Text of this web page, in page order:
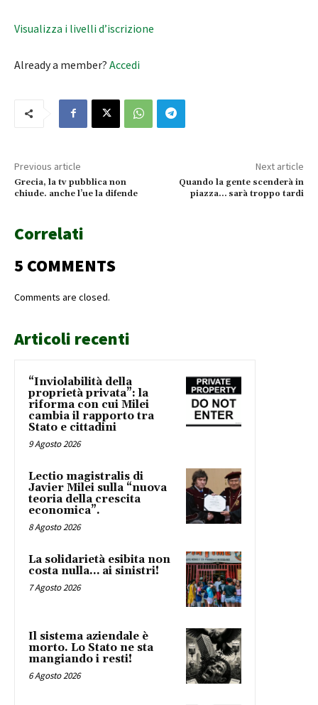
Visualizza i livelli d’iscrizione
Already a member? Accedi
Previous article
Grecia, la tv pubblica non
chiude. anche l’ue la difende
Next article
Quando la gente scenderà in
piazza… sarà troppo tardi
Correlati
5 COMMENTS
Comments are closed.
Articoli recenti
“Inviolabilità della
proprietà privata”: la
riforma con cui Milei
cambia il rapporto tra
Stato e cittadini
9 Agosto 2026
Lectio magistralis di
Javier Milei sulla “nuova
teoria della crescita
economica”.
8 Agosto 2026
La solidarietà esibita non
costa nulla… ai sinistri!
7 Agosto 2026
Il sistema aziendale è
morto. Lo Stato ne sta
mangiando i resti!
6 Agosto 2026